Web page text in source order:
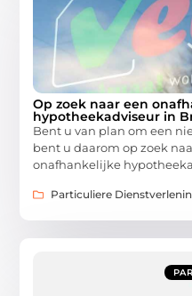
Op zoek naar een
hypotheekadviseur in
Bent u van plan om een
bent u daarom op zoek
onafhankelijke
Particuliere